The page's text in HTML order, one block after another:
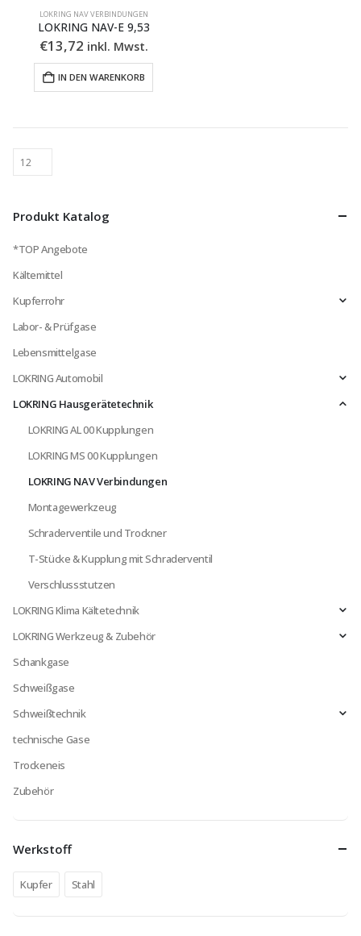
LOKRING NAV VERBINDUNGEN
LOKRING NAV-E 9,53
€13,72 inkl. Mwst.
IN DEN WARENKORB
Produkt Katalog
*TOP Angebote
Kältemittel
Kupferrohr
Labor- & Prüfgase
Lebensmittelgase
LOKRING Automobil
LOKRING Hausgerätetechnik
LOKRING AL 00 Kupplungen
LOKRING MS 00 Kupplungen
LOKRING NAV Verbindungen
Montagewerkzeug
Schraderventile und Trockner
T-Stücke & Kupplung mit Schraderventil
Verschlussstutzen
LOKRING Klima Kältetechnik
LOKRING Werkzeug & Zubehör
Schankgase
Schweißgase
Schweißtechnik
technische Gase
Trockeneis
Zubehör
Werkstoff
Kupfer Stahl